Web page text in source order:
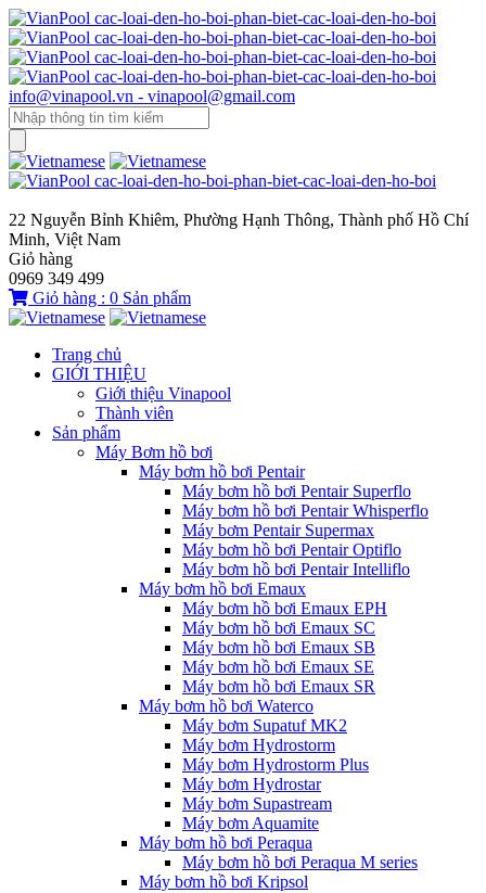
info@vinapool.vn - vinapool@gmail.com
22 Nguyễn Bỉnh Khiêm, Phường Hạnh Thông, Thành phố Hồ Chí
Minh, Việt Nam
Giỏ hàng
0969 349 499
Giỏ hàng : 0 Sản phẩm
Trang chủ
GIỚI THIỆU
Giới thiệu Vinapool
Thành viên
Sản phẩm
Máy Bơm hồ bơi
Máy bơm hồ bơi Pentair
Máy bơm hồ bơi Pentair Superflo
Máy bơm hồ bơi Pentair Whisperflo
Máy bơm Pentair Supermax
Máy bơm hồ bơi Pentair Optiflo
Máy bơm hồ bơi Pentair Intelliflo
Máy bơm hồ bơi Emaux
Máy bơm hồ bơi Emaux EPH
Máy bơm hồ bơi Emaux SC
Máy bơm hồ bơi Emaux SB
Máy bơm hồ bơi Emaux SE
Máy bơm hồ bơi Emaux SR
Máy bơm hồ bơi Waterco
Máy bơm Supatuf MK2
Máy bơm Hydrostorm
Máy bơm Hydrostorm Plus
Máy bơm Hydrostar
Máy bơm Supastream
Máy bơm Aquamite
Máy bơm hồ bơi Peraqua
Máy bơm hồ bơi Peraqua M series
Máy bơm hồ bơi Kripsol